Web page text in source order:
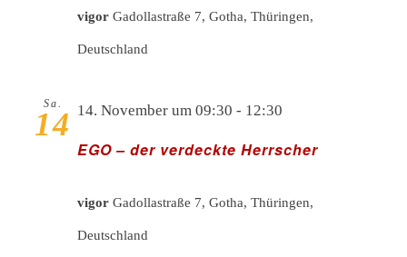
vigorGadollastraße 7, Gotha, Thüringen,
Deutschland
Sa.
14
EGO – der verdeckte Herrscher
14. November um 09:30 - 12:30
vigorGadollastraße 7, Gotha, Thüringen,
Deutschland